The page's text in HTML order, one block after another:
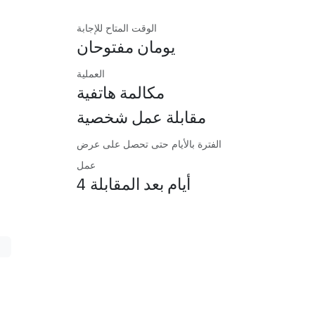
الوقت المتاح للإجابة
يومان مفتوحان
العملية
مكالمة هاتفية
مقابلة عمل شخصية
الفترة بالأيام حتى تحصل على عرض
عمل
4 أيام بعد المقابلة